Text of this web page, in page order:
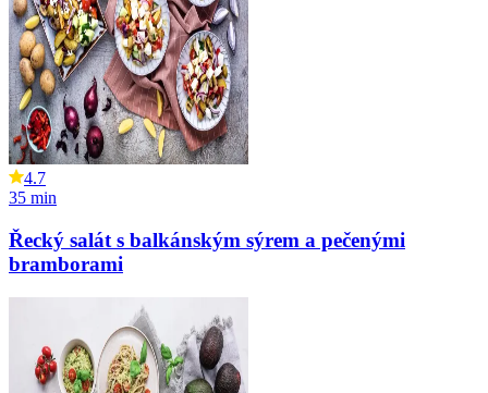
4.7
35 min
Řecký salát s balkánským sýrem a pečenými
bramborami